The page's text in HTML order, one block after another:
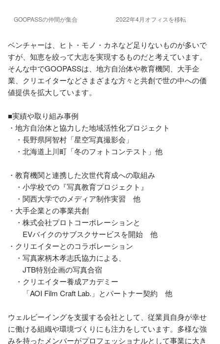
GOOPASSの仲間が集合 2022年4月オフィスを移転
ベンチャーは、ヒト・モノ・カネなど足りないものが多いで
すが、知恵を絞って大志を実現するものだと考えています。
そんな中でGOOPASSは、地方自治体や教育機関、大手企
業、クリエイターなどさまざまな方々と共創で世の中への価
値提供を拡大しています。
■実績や取り組み事例
・地方自治体と協力した地域活性化プロジェクト
・長野県阿智村「星空写真撮影会」
・北海道上川町「冬のフォトコンテスト」他
・教育機関と連携した次世代育成への取組み
・小学校での『写真教育プロジェクト』
・関西大学でのメディア制作実習　他
・大手企業との事業共創
・株式会社プロトコーポレーションと
EVバイクのサブスクサービスを開始　他
・クリエイターとのコラボレーション
・写真家柄木孝志氏協力による、
JTB特別企画の写真合宿
・クリエイター養成アカデミー
「AOI Film Craft Lab.」とパートナー契約　他
ウェルビーイングを支援する会社として、従業員自身が幸せ
に働ける組織や環境づくりにも注力をしています。多様な強
みを持ったメンバーがプロフェッショナルとして事業に大き